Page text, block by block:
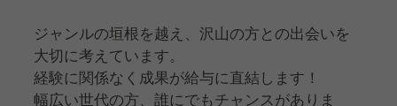
ジャンルの垣根を越え、沢山の方との出会いを
大切に考えています。
経験に関係なく成果が給与に直結します！
幅広い世代の方、誰にでもチャンスがありま